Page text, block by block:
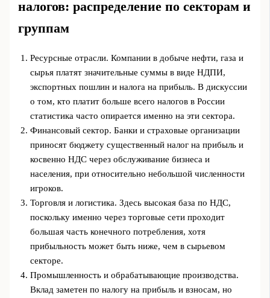
налогов: распределение по секторам и
группам
Ресурсные отрасли. Компании в добыче нефти, газа и
сырья платят значительные суммы в виде НДПИ,
экспортных пошлин и налога на прибыль. В дискуссии
о том, кто платит больше всего налогов в России
статистика часто опирается именно на эти сектора.
Финансовый сектор. Банки и страховые организации
приносят бюджету существенный налог на прибыль и
косвенно НДС через обслуживание бизнеса и
населения, при относительно небольшой численности
игроков.
Торговля и логистика. Здесь высокая база по НДС,
поскольку именно через торговые сети проходит
большая часть конечного потребления, хотя
прибыльность может быть ниже, чем в сырьевом
секторе.
Промышленность и обрабатывающие производства.
Вклад заметен по налогу на прибыль и взносам, но